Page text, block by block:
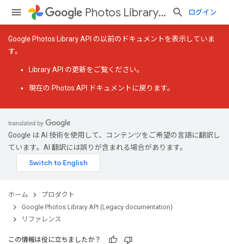
Photos Library API (Legacy documentation) ログイン
Google Photos Library API の以前のドキュメントを表示していま
す。
Library API の更新をご覧ください。
現在の Photos API ドキュメント に戻ります。
Google は AI 技術を使用して、コンテンツをご希望の言語に翻訳し
ています。AI 翻訳には誤りが含まれる場合があります。
ホーム
プロダクト
Google Photos Library API (Legacy documentation)
リファレンス
この情報は役に立ちましたか？